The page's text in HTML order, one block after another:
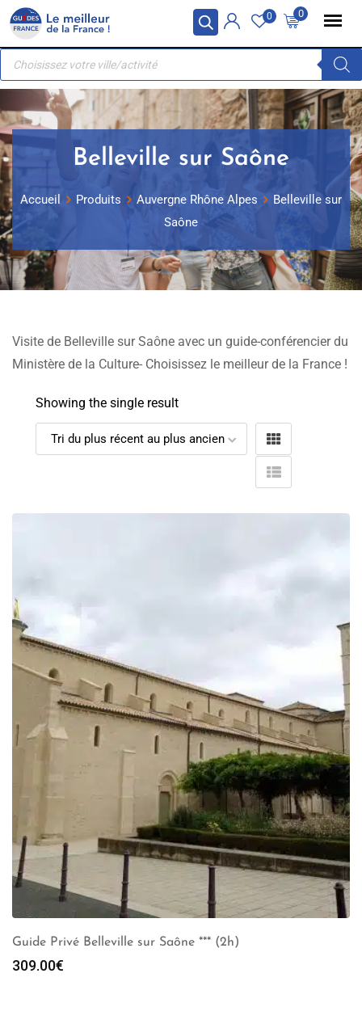
Panneau de gestion des cookies
Skip
content
0
0
Recherche
produits
Belleville sur Saône
Accueil Produits Auvergne Rhône Alpes
Belleville sur
Saône
Visite de Belleville sur Saône avec un guide-conférencier du
Ministère de la Culture- Choisissez le meilleur de la France !
Showing the single result
Guide Privé Belleville sur Saône *** (2h)
309.00€